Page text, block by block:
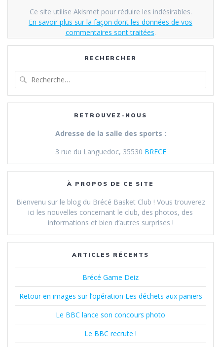
Ce site utilise Akismet pour réduire les indésirables.
En savoir plus sur la façon dont les données de vos
commentaires sont traitées.
RECHERCHER
:
RETROUVEZ-NOUS
Adresse de la salle des sports :
3 rue du Languedoc, 35530 BRECE
À PROPOS DE CE SITE
Bienvenu sur le blog du Brécé Basket Club ! Vous trouverez
ici les nouvelles concernant le club, des photos, des
informations et bien d’autres surprises !
ARTICLES RÉCENTS
Brécé Game Deiz
Retour en images sur l’opération Les déchets aux paniers
Le BBC lance son concours photo
Le BBC recrute !